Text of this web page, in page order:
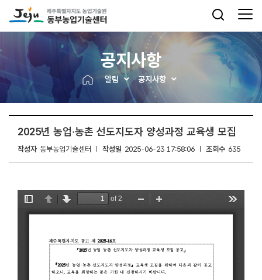
공지사항
알림 공지사항
2025년 농업‧농촌 선도지도자 양성과정 교육생 모집
작성자 동부농업기술센터 작성일 2025-06-23 17:58:06 조회수 635